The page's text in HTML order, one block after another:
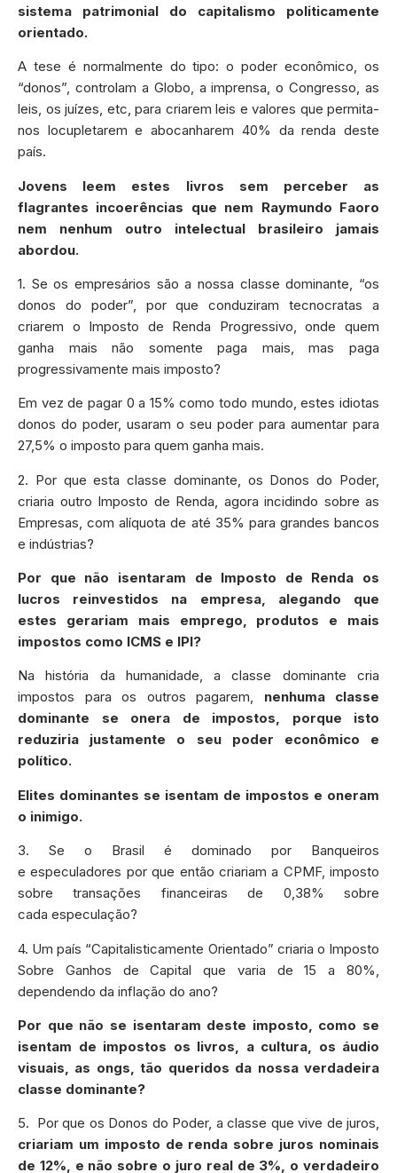
sistema patrimonial do capitalismo politicamente
orientado.
A tese é normalmente do tipo: o poder econômico, os
“donos”, controlam a Globo, a imprensa, o Congresso, as
leis, os juízes, etc, para criarem leis e valores que permita-
nos locupletarem e abocanharem 40% da renda deste
país.
Jovens leem estes livros sem perceber as
flagrantes incoerências que nem Raymundo Faoro
nem nenhum outro intelectual brasileiro jamais
abordou.
1. Se os empresários são a nossa classe dominante, “os
donos do poder”, por que conduziram tecnocratas a
criarem o Imposto de Renda Progressivo, onde quem
ganha mais não somente paga mais, mas paga
progressivamente mais imposto?
Em vez de pagar 0 a 15% como todo mundo, estes idiotas
donos do poder, usaram o seu poder para aumentar para
27,5% o imposto para quem ganha mais.
2. Por que esta classe dominante, os Donos do Poder,
criaria outro Imposto de Renda, agora incidindo sobre as
Empresas, com alíquota de até 35% para grandes bancos
e indústrias?
Por que não isentaram de Imposto de Renda os
lucros reinvestidos na empresa, alegando que
estes gerariam mais emprego, produtos e mais
impostos como ICMS e IPI?
Na história da humanidade, a classe dominante cria
impostos para os outros pagarem, nenhuma classe
dominante se onera de impostos, porque isto
reduziria justamente o seu poder econômico e
político.
Elites dominantes se isentam de impostos e oneram
o inimigo.
3. Se o Brasil é dominado por Banqueiros
e especuladores por que então criariam a CPMF, imposto
sobre transações financeiras de 0,38% sobre
cada especulação?
4. Um país “Capitalisticamente Orientado” criaria o Imposto
Sobre Ganhos de Capital que varia de 15 a 80%,
dependendo da inflação do ano?
Por que não se isentaram deste imposto, como se
isentam de impostos os livros, a cultura, os áudio
visuais, as ongs, tão queridos da nossa verdadeira
classe dominante?
5. Por que os Donos do Poder, a classe que vive de juros,
criariam um imposto de renda sobre juros nominais
de 12%, e não sobre o juro real de 3%, o verdadeiro